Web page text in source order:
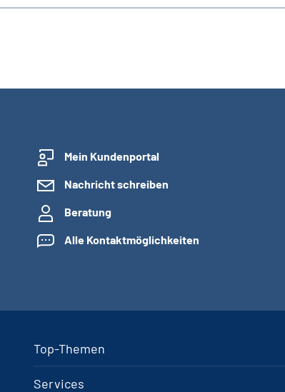
Mein Kundenportal
Nachricht schreiben
Beratung
Alle Kontaktmöglichkeiten
Top-Themen
Services